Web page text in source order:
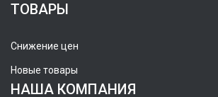
ТОВАРЫ
Снижение цен
Новые товары
НАША КОМПАНИЯ